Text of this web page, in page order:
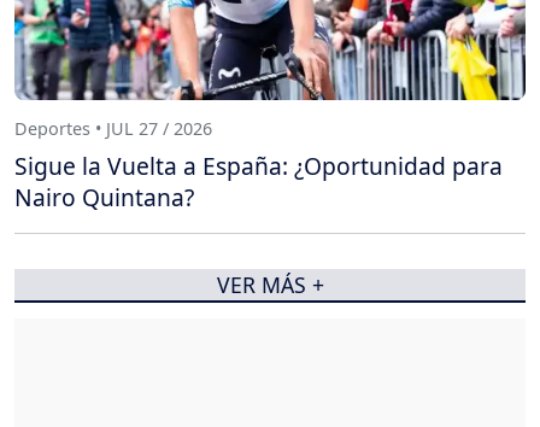
Deportes • JUL 27 / 2026
Sigue la Vuelta a España: ¿Oportunidad para
Nairo Quintana?
VER MÁS +